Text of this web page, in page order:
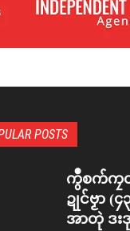
POSTS
ကွဳစက်ကၠတ်
ဍုင်ဗၟာ (
အာတုဲ ဒး